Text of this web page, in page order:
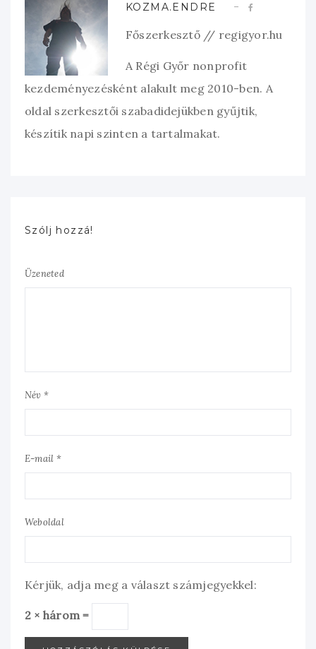
KOZMA.ENDRE
Főszerkesztő // regigyor.hu
A Régi Győr nonprofit
kezdeményezésként alakult meg 2010-ben. A
oldal szerkesztői szabadidejükben gyűjtik,
készítik napi szinten a tartalmakat.
Szólj hozzá!
Üzeneted
Név *
E-mail *
Weboldal
Kérjük, adja meg a választ számjegyekkel:
2 × három =